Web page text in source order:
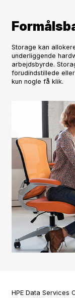
Storage kan
underliggende
arbejdsbyrde.
forudindstillede
kun nogle få klik.
HPE Data Services